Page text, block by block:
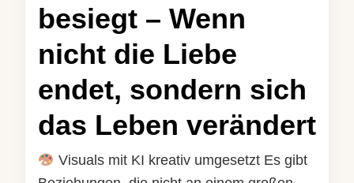
besiegt – Wenn
nicht die Liebe
endet, sondern sich
das Leben verändert
Visuals mit KI kreativ umgesetzt Es gibt